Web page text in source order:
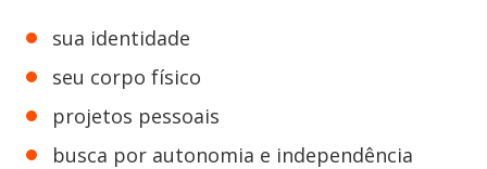
sua identidade
seu corpo físico
projetos pessoais
busca por autonomia e independência